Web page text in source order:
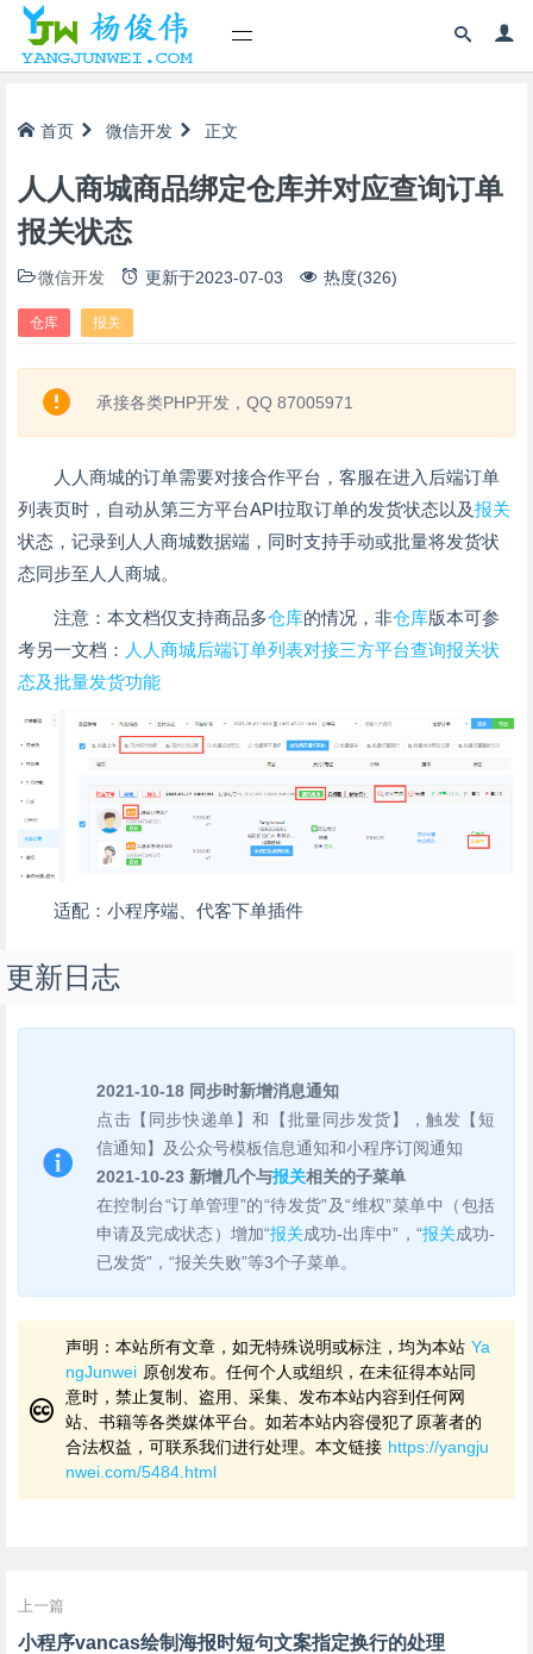
首页 微信开发 正文
人人商城商品绑定仓库并对应查询订单
报关状态
微信开发 更新于2023-07-03 热度(326)
仓库 报关
承接各类PHP开发，QQ 87005971
人人商城的订单需要对接合作平台，客服在进入后端订单
列表页时，自动从第三方平台API拉取订单的发货状态以及报关
状态，记录到人人商城数据端，同时支持手动或批量将发货状
态同步至人人商城。
注意：本文档仅支持商品多仓库的情况，非仓库版本可参
考另一文档： 人人商城后端订单列表对接三方平台查询报关状
态及批量发货功能
适配：小程序端、代客下单插件
更新日志
2021-10-18 同步时新增消息通知
点击【同步快递单】和【批量同步发货】，触发【短
信通知】及公众号模板信息通知和小程序订阅通知
2021-10-23 新增几个与报关相关的子菜单
在控制台“订单管理”的“待发货”及“维权”菜单中（包括
申请及完成状态）增加“报关成功-出库中”，“报关成功-
已发货”，“报关失败”等3个子菜单。
声明：本站所有文章，如无特殊说明或标注，均为本站 Ya
ngJunwei 原创发布。任何个人或组织，在未征得本站同
意时，禁止复制、盗用、采集、发布本站内容到任何网
站、书籍等各类媒体平台。如若本站内容侵犯了原著者的
合法权益，可联系我们进行处理。本文链接 https://yangju
nwei.com/5484.html
上一篇
小程序vancas绘制海报时短句文案指定换行的处理